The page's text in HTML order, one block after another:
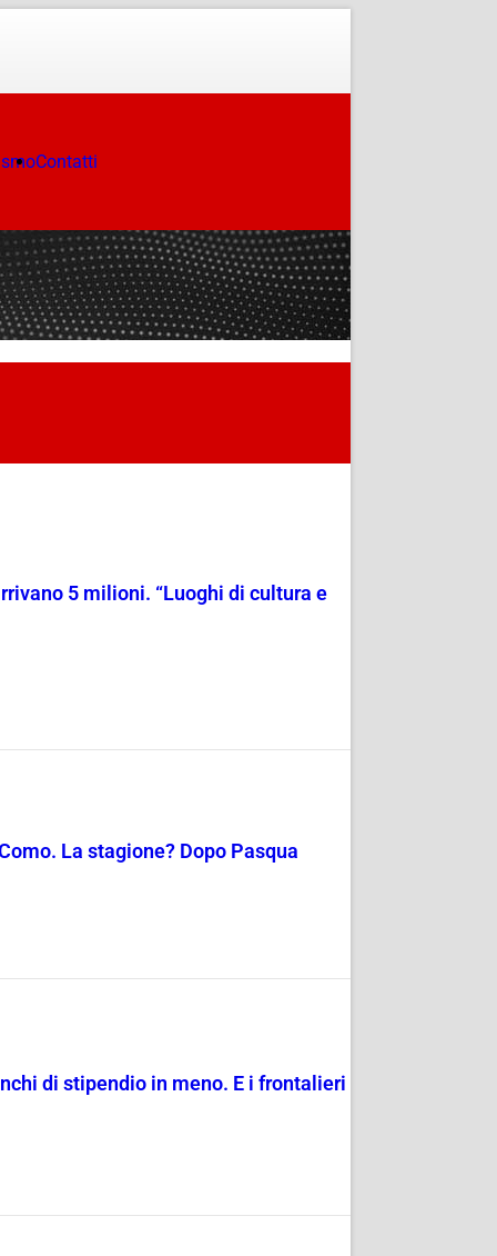
Contatti
5 milioni. “Luoghi di cultura e
La stagione? Dopo Pasqua
di stipendio in meno. E i frontalieri